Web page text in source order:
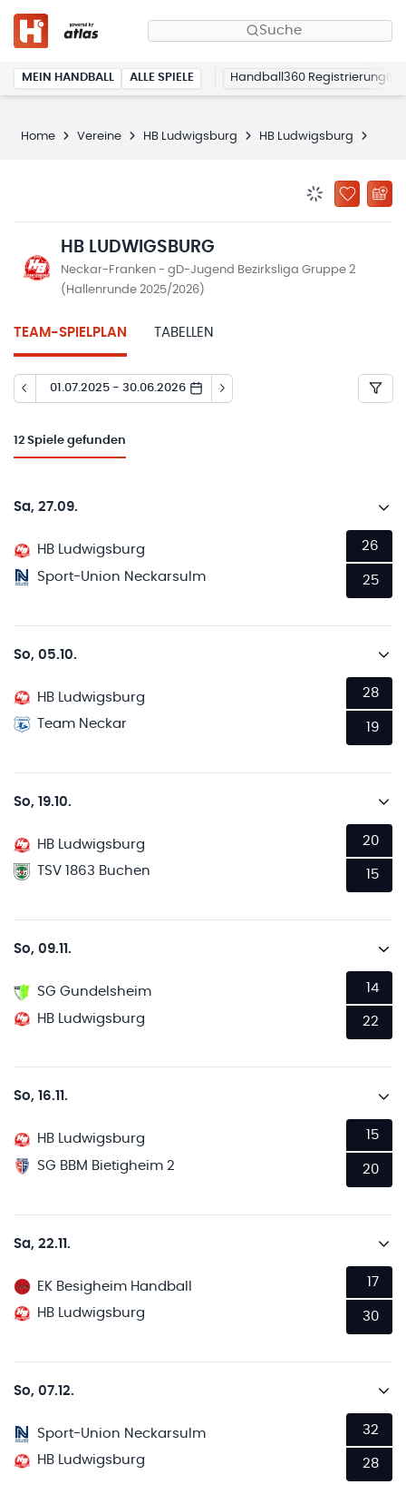
Suche
MEIN HANDBALL ALLE SPIELE Handball360 Registrierung
Home Vereine HB Ludwigsburg HB Ludwigsburg
ZU
HB LUDWIGSBURG
Neckar-Franken - gD-Jugend Bezirksliga Gruppe 2
(Hallenrunde 2025/2026)
TEAM-SPIELPLAN TABELLEN
01.07.2025 - 30.06.2026
12 Spiele gefunden
Sa, 27.09.
HB Ludwigsburg
Sport-Union Neckarsulm
26
25
So, 05.10.
HB Ludwigsburg
Team Neckar
28
19
So, 19.10.
HB Ludwigsburg
TSV 1863 Buchen
20
15
So, 09.11.
SG Gundelsheim
HB Ludwigsburg
14
22
So, 16.11.
HB Ludwigsburg
SG BBM Bietigheim 2
15
20
Sa, 22.11.
EK Besigheim Handball
HB Ludwigsburg
17
30
So, 07.12.
Sport-Union Neckarsulm
HB Ludwigsburg
32
28